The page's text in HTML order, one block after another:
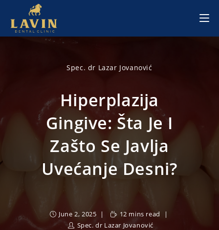
content
Spec. dr Lazar Jovanović
Hiperplazija
Gingive: Šta Je I
Zašto Se Javlja
Uvećanje Desni?
June 2, 2025
12 mins read
Spec. dr Lazar Jovanović